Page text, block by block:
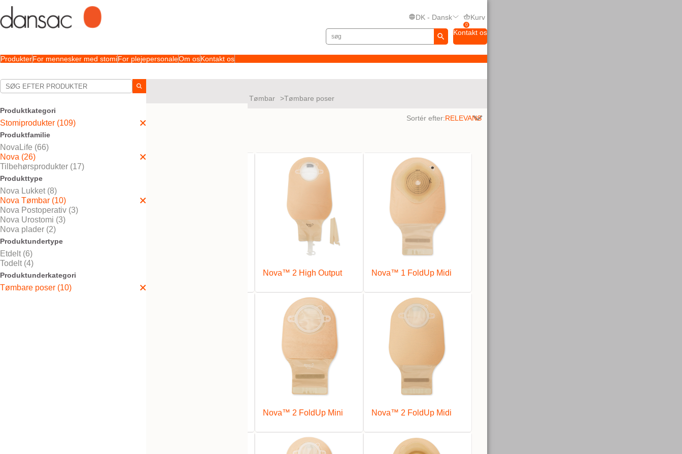
DK - Dansk
0
Kurv
Kontakt os
ProdukterFor mennesker med stomiFor plejepersonaleOm osKontakt os
Produktkategori
Stomiprodukter (109)
Produktfamilie
NovaLife (66)
Nova (26)
Tilbehørsprodukter (17)
Produkttype
Nova Lukket (8)
Nova Tømbar (10)
Nova Postoperativ (3)
Nova Urostomi (3)
Nova plader (2)
Produktundertype
Etdelt (6)
Todelt (4)
Produktunderkategori
Tømbare poser (10)
Nova Tømbar Tømbare poser
Sortér efter:
Nova™ 2 High Output Nova™ 1 FoldUp Midi
Nova™ 2 FoldUp Mini Nova™ 2 FoldUp Midi